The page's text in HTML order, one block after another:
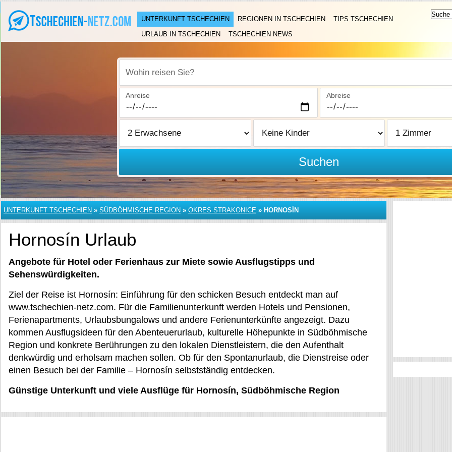
UNTERKUNFT TSCHECHIEN REGIONEN IN TSCHECHIEN
TIPS TSCHECHIEN
URLAUB IN TSCHECHIEN
TSCHECHIEN NEWS
Wohin reisen Sie?
Anreise Abreise
Suchen
UNTERKUNFT TSCHECHIEN » SÜDBÖHMISCHE REGION » OKRES STRAKONICE » HORNOSÍN
Hornosín Urlaub
Angebote für Hotel oder Ferienhaus zur Miete sowie Ausflugstipps und
Sehenswürdigkeiten.
Ziel der Reise ist Hornosín: Einführung für den schicken Besuch entdeckt man auf
www.tschechien-netz.com. Für die Familienunterkunft werden Hotels und Pensionen,
Ferienapartments, Urlaubsbungalows und andere Ferienunterkünfte angezeigt. Dazu
kommen Ausflugsideen für den Abenteuerurlaub, kulturelle Höhepunkte in Südböhmische
Region und konkrete Berührungen zu den lokalen Dienstleistern, die den Aufenthalt
denkwürdig und erholsam machen sollen. Ob für den Spontanurlaub, die Dienstreise oder
einen Besuch bei der Familie – Hornosín selbstständig entdecken.
Günstige Unterkunft und viele Ausflüge für Hornosín, Südböhmische Region